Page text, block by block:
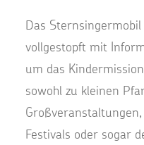
Das
vollgestopft mit
um das
sowohl zu kleinen
Festivals oder sogar